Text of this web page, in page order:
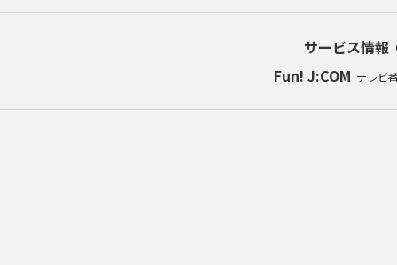
サービス情報
Fun! J:COM テレビ